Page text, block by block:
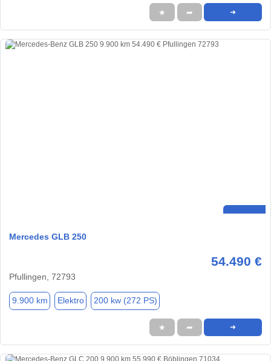
★ ➦ ➜
Mercedes GLB 250
54.490 €
Pfullingen, 72793
9.900 km Elektro 200 kw (272 PS)
★ ➦ ➜